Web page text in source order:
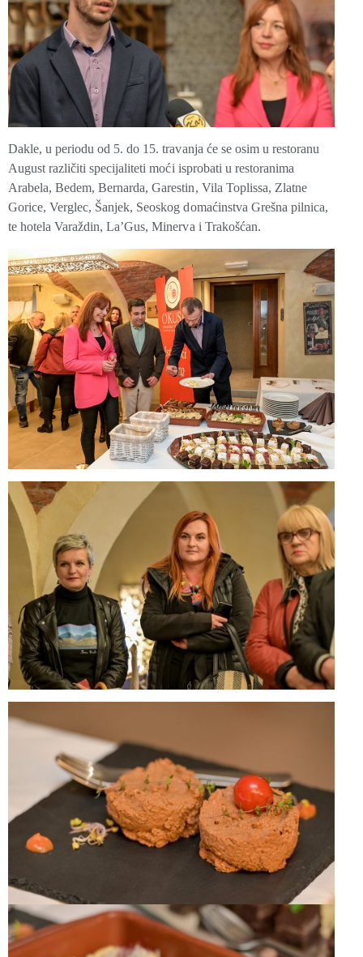
Dakle, u periodu od 5. do 15. travanja će se osim u restoranu
August različiti specijaliteti moći isprobati u restoranima
Arabela, Bedem, Bernarda, Garestin, Vila Toplissa, Zlatne
Gorice, Verglec, Šanjek, Seoskog domaćinstva Grešna pilnica,
te hotela Varaždin, La’Gus, Minerva i Trakošćan.